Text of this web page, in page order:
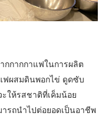
กกากกาแฟในการผลิต
ฟผสมดินพอกไข่ ดูดซับ
ให้รสชาติที่เค็มน้อย
รถนำไปต่อยอดเป็นอาชีพ